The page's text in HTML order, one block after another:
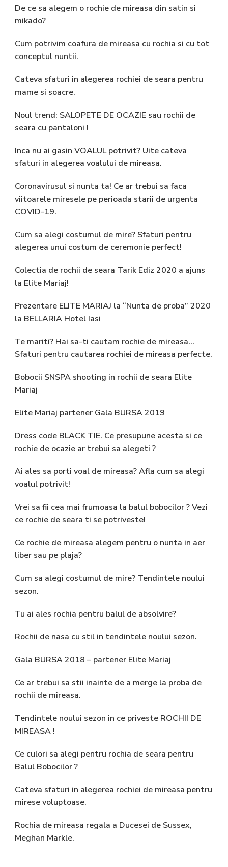
De ce sa alegem o rochie de mireasa din satin si
mikado?
Cum potrivim coafura de mireasa cu rochia si cu tot
conceptul nuntii.
Cateva sfaturi in alegerea rochiei de seara pentru
mame si soacre.
Noul trend: SALOPETE DE OCAZIE sau rochii de
seara cu pantaloni !
Inca nu ai gasin VOALUL potrivit? Uite cateva
sfaturi in alegerea voalului de mireasa.
Coronavirusul si nunta ta! Ce ar trebui sa faca
viitoarele miresele pe perioada starii de urgenta
COVID-19.
Cum sa alegi costumul de mire? Sfaturi pentru
alegerea unui costum de ceremonie perfect!
Colectia de rochii de seara Tarik Ediz 2020 a ajuns
la Elite Mariaj!
Prezentare ELITE MARIAJ la “Nunta de proba” 2020
la BELLARIA Hotel Iasi
Te mariti? Hai sa-ti cautam rochie de mireasa…
Sfaturi pentru cautarea rochiei de mireasa perfecte.
Bobocii SNSPA shooting in rochii de seara Elite
Mariaj
Elite Mariaj partener Gala BURSA 2019
Dress code BLACK TIE. Ce presupune acesta si ce
rochie de ocazie ar trebui sa alegeti ?
Ai ales sa porti voal de mireasa? Afla cum sa alegi
voalul potrivit!
Vrei sa fii cea mai frumoasa la balul bobocilor ? Vezi
ce rochie de seara ti se potriveste!
Ce rochie de mireasa alegem pentru o nunta in aer
liber sau pe plaja?
Cum sa alegi costumul de mire? Tendintele noului
sezon.
Tu ai ales rochia pentru balul de absolvire?
Rochii de nasa cu stil in tendintele noului sezon.
Gala BURSA 2018 – partener Elite Mariaj
Ce ar trebui sa stii inainte de a merge la proba de
rochii de mireasa.
Tendintele noului sezon in ce priveste ROCHII DE
MIREASA !
Ce culori sa alegi pentru rochia de seara pentru
Balul Bobocilor ?
Cateva sfaturi in alegerea rochiei de mireasa pentru
mirese voluptoase.
Rochia de mireasa regala a Ducesei de Sussex,
Meghan Markle.